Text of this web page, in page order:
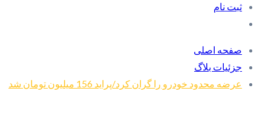
ثبت نام
صفحه اصلی
جزئیات بلاگ
عرضه محدود خودرو را گران کرد/پراید 156 میلیون تومان شد